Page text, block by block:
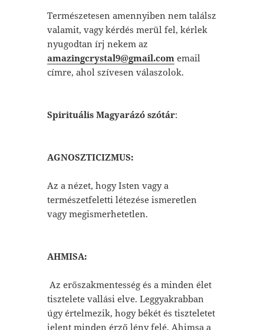
Természetesen amennyiben nem találsz
valamit, vagy kérdés merül fel, kérlek
nyugodtan írj nekem az
amazingcrystal9@gmail.com email
címre, ahol szívesen válaszolok.
Spirituális Magyarázó szótár:
AGNOSZTICIZMUS:
Az a nézet, hogy Isten vagy a
természetfeletti létezése ismeretlen
vagy megismerhetetlen.
AHMISA:
Az erőszakmentesség és a minden élet
tisztelete vallási elve. Leggyakrabban
úgy értelmezik, hogy békét és tiszteletet
jelent minden érző lény felé. Ahimsa a